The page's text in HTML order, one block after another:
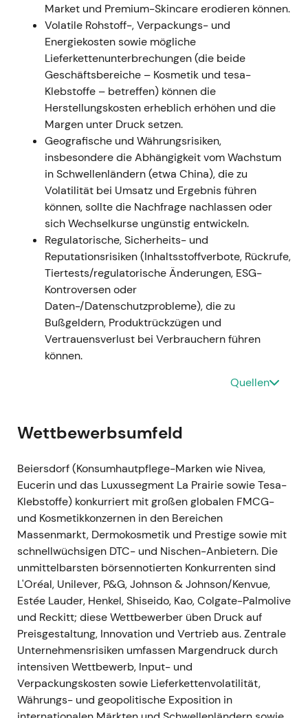
1. März 2023 (Veröffentlichung der Ergebnisse für
das Geschäftsjahr 2022)- GJ2022: Konzernumsatz
€8.799 Mio. (organisch +10,2 %); bereinigtes EBIT
verbessert; breites Markenwachstum (NIVEA,
Derma, tesa)[13],[15],[18]. - Das Unternehmen
bezeichnete das Jahr als eine der besten
Leistungen der jüngeren Unternehmensgeschichte;
Investoren begannen, Beiersdorf als schneller
wachsenden, qualitativ hochwertigen Consumer-
Compounder neu zu bewerten[15]. - Ausbruch nach
oben / starker Aufwärtstrend auf Basis
beschleunigten Umsatzwachstums und
verbesserter Margen.
Q1 2023 (Anfang 2023)- Starkes organisches
Umsatzwachstum im ersten Quartal 2023
gemeldet; Umsatzprognose für 2023 angehoben
(Ad-hoc-Meldung). - Bestätigung der Dynamik; die
Markterwartungen verschoben sich von der
Erholung hin zu nachhaltigem zweistelligem
organischem Wachstum. - Fortsetzung der Rally
und Aufwärtstrend mit erhöhter Dynamik durch
Rekordkonzernumsatz von ca. €9,5 Mrd. (organisch
Unternehmen bezeichnete sich als das weltweit am
schnellsten wachsende Beauty-Unternehmen im
Jahr 2023; Dividendenvorschlag €1,00/Aktie (ca.
+43 %)[24],[25],[26]. - Neubewertung
beschleunigte sich — die Erzählung wurde zur einer
profitablen, überdurchschnittlichen
Wachstumsgeschichte; Investoren honorierten
sowohl das Wachstum als auch die verbesserten
Kapitalrückflüsse. - Anhaltender Ausbruch auf neue
Allzeithochs / erweiterte Rally.
18. Juni 2024 (Capital Markets Day)- Capital
Markets Day: Management präsentierte Strategie,
mittelfristige Ziele und Wachstumstreiber (u. a.
Thiamidol, Derma-Fokus, Innovation) und
bekräftigte den Wachstumsplan. - Der CMD stärkte
Market und Premium-Skincare erodieren können.
Volatile Rohstoff-, Verpackungs- und
Energiekosten sowie mögliche
Lieferkettenunterbrechungen (die beide
Geschäftsbereiche – Kosmetik und tesa-
Klebstoffe – betreffen) können die
Herstellungskosten erheblich erhöhen und die
Margen unter Druck setzen.
Geografische und Währungsrisiken,
insbesondere die Abhängigkeit vom Wachstum
in Schwellenländern (etwa China), die zu
Volatilität bei Umsatz und Ergebnis führen
können, sollte die Nachfrage nachlassen oder
sich Wechselkurse ungünstig entwickeln.
Regulatorische, Sicherheits- und
Reputationsrisiken (Inhaltsstoffverbote, Rückrufe,
Tiertests/regulatorische Änderungen, ESG-
Kontroversen oder
Daten-/Datenschutzprobleme), die zu
Bußgeldern, Produktrückzügen und
Vertrauensverlust bei Verbrauchern führen
können.
Quellen
Wettbewerbsumfeld
Beiersdorf (Konsumhautpflege-Marken wie Nivea,
Eucerin und das Luxussegment La Prairie sowie Tesa-
Klebstoffe) konkurriert mit großen globalen FMCG-
und Kosmetikkonzernen in den Bereichen
Massenmarkt, Dermokosmetik und Prestige sowie mit
schnellwüchsigen DTC- und Nischen-Anbietern. Die
unmittelbarsten börsennotierten Konkurrenten sind
L'Oréal, Unilever, P&G, Johnson & Johnson/Kenvue,
Estée Lauder, Henkel, Shiseido, Kao, Colgate-Palmolive
und Reckitt; diese Wettbewerber üben Druck auf
Preisgestaltung, Innovation und Vertrieb aus. Zentrale
Unternehmensrisiken umfassen Margendruck durch
intensiven Wettbewerb, Input- und
Verpackungskosten sowie Lieferkettenvolatilität,
Währungs- und geopolitische Exposition in